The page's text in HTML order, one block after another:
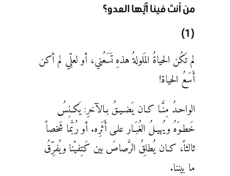
من أنتَ فينا أيُّها العدو؟
(1)
لم تَكُن الحياةُ المَلولةُ هذهِ تَسَعُني، أو لعلِّي لم أكن
أَسَعُ الحياة!
الواحـدُ مِنَّـا كـان يَضـيـقُ بـالآخرِ: يَكـنِسُ
خَطـوَهُ ويُهيـلُ الغُبَـار علـى أَثَرِه. أو رُبَّما شَخصاً
ثالثاً، كـان يُطلِقُ الرَّصاصَ بين كَتِفيْنا ويُفرِّقُ
ما بيننا.